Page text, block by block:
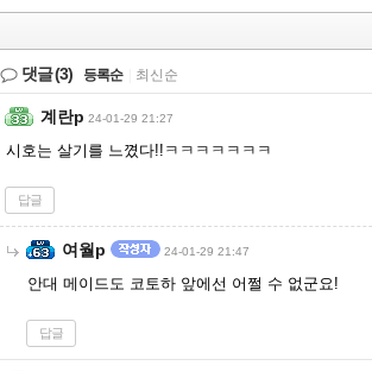
댓글(3) 등록순 최신순
계란p 24-01-29 21:27
시호는 살기를 느꼈다!!ㅋㅋㅋㅋㅋㅋㅋ
답글
여월p 24-01-29 21:47
안대 메이드도 코토하 앞에선 어쩔 수 없군요!
답글